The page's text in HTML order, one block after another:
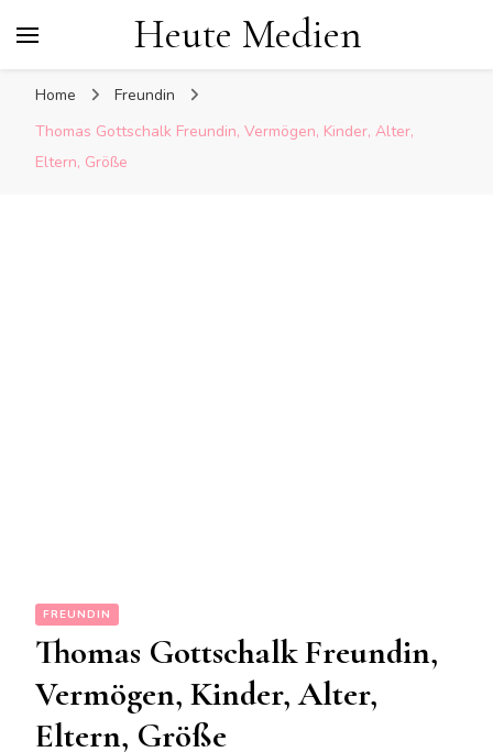
Heute Medien
Home
Freundin
Thomas Gottschalk Freundin, Vermögen, Kinder, Alter,
Eltern, Größe
FREUNDIN
Thomas Gottschalk Freundin,
Vermögen, Kinder, Alter,
Eltern, Größe